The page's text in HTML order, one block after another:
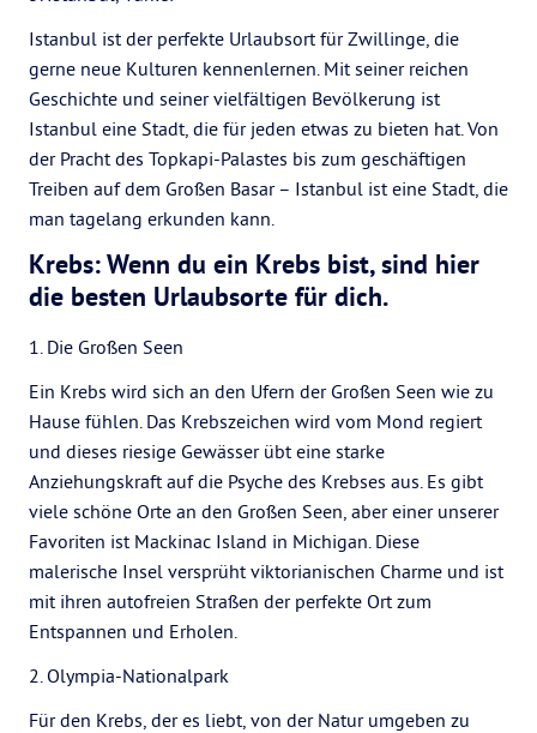
Istanbul ist der perfekte Urlaubsort für Zwillinge, die
gerne neue Kulturen kennenlernen. Mit seiner reichen
Geschichte und seiner vielfältigen Bevölkerung ist
Istanbul eine Stadt, die für jeden etwas zu bieten hat. Von
der Pracht des Topkapi-Palastes bis zum geschäftigen
Treiben auf dem Großen Basar – Istanbul ist eine Stadt, die
man tagelang erkunden kann.
Krebs: Wenn du ein Krebs bist, sind hier
die besten Urlaubsorte für dich.
1. Die Großen Seen
Ein Krebs wird sich an den Ufern der Großen Seen wie zu
Hause fühlen. Das Krebszeichen wird vom Mond regiert
und dieses riesige Gewässer übt eine starke
Anziehungskraft auf die Psyche des Krebses aus. Es gibt
viele schöne Orte an den Großen Seen, aber einer unserer
Favoriten ist Mackinac Island in Michigan. Diese
malerische Insel versprüht viktorianischen Charme und ist
mit ihren autofreien Straßen der perfekte Ort zum
Entspannen und Erholen.
2. Olympia-Nationalpark
Für den Krebs, der es liebt, von der Natur umgeben zu